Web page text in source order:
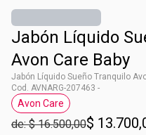
Jabón Líquido
Avon Care Baby
Jabón Líquido Sueño Tranquilo
Cod. AVNARG-207463 -
Etiqueta Avon Care
Avon Care
de: $ 16.500,00$